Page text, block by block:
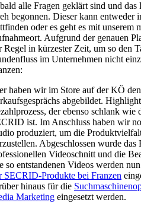
alle Fragen geklärt sind und
begonnen. Dieser kann entweder
oder es geht es mit unserem
Aufgrund der genauen
Regel in kürzester Zeit, um so den
im Unternehmen nicht
haben wir im Store auf der KÖ
abgebildet.
der ebenso schlank wie
ist. Im Anschluss haben wir
produziert, um die
Abgeschlossen wurde das
Videoschnitt und die
so entstandenen Videos werden
SECRID-Produkte bei Franzen
hinaus für die
Marketing eingesetzt werden.